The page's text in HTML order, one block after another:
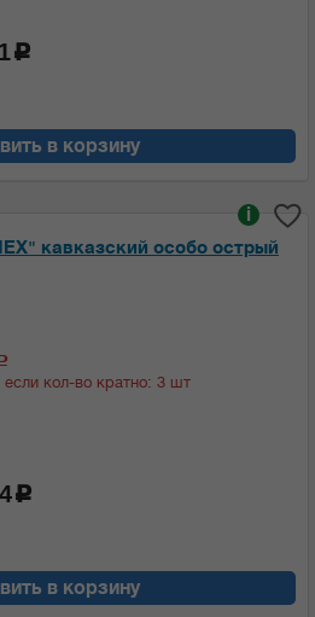
c
в корзину
кавказский особо острый
i
кол-во кратно: 3 шт
c
в корзину